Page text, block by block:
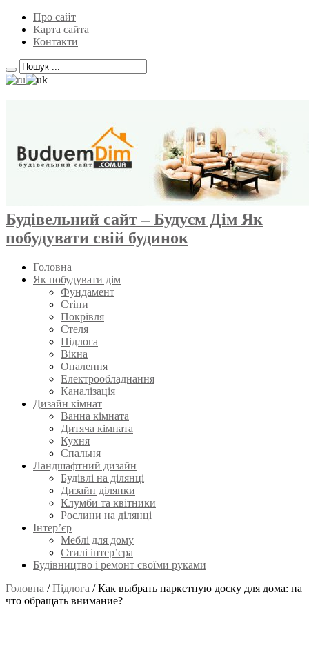
Про сайт
Карта сайта
Контакти
Будівельний сайт – Будуєм Дім Як
побудувати свій будинок
Головна
Як побудувати дім
Фундамент
Стіни
Покрівля
Стеля
Підлога
Вікна
Опалення
Електрообладнання
Каналізація
Дизайн кімнат
Ванна кімната
Дитяча кімната
Кухня
Спальня
Ландшафтний дизайн
Будівлі на ділянці
Дизайн ділянки
Клумби та квітники
Рослини на ділянці
Інтер’єр
Меблі для дому
Стилі інтер’єра
Будівництво і ремонт своїми руками
Головна /Підлога /Как выбрать паркетную доску для дома: на
что обращать внимание?